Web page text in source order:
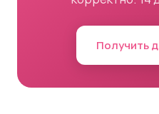
Получить